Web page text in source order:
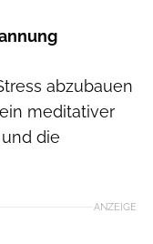
abzubauen
meditativer
die
ANZEIGE